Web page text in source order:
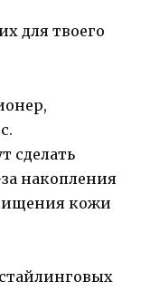
для твоего
сделать
накопления
кожи